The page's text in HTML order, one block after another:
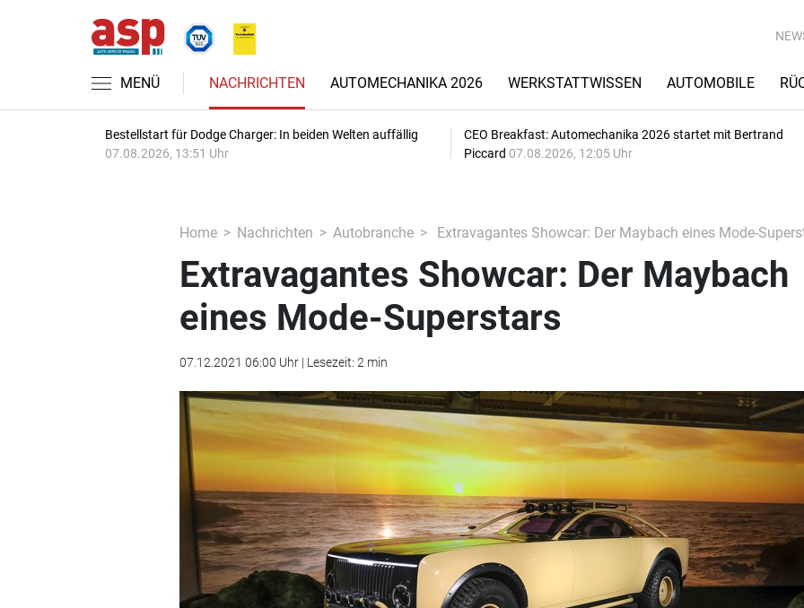
MENÜ NACHRICHTEN AUTOMECHANIKA 2026 WERKSTATTWISSEN AUTOMOBILE
Bestellstart für Dodge Charger: In beiden Welten auffällig
07.08.2026, 13:51 Uhr
CEO Breakfast: Automechanika 2026 startet mit Bertrand
Piccard 07.08.2026, 12:05 Uhr
Home Nachrichten Autobranche Extravagantes Showcar: Der Maybach eines Mode-
Extravagantes Showcar: Der Maybach
eines Mode-Superstars
07.12.2021 06:00 Uhr | Lesezeit: 2 min